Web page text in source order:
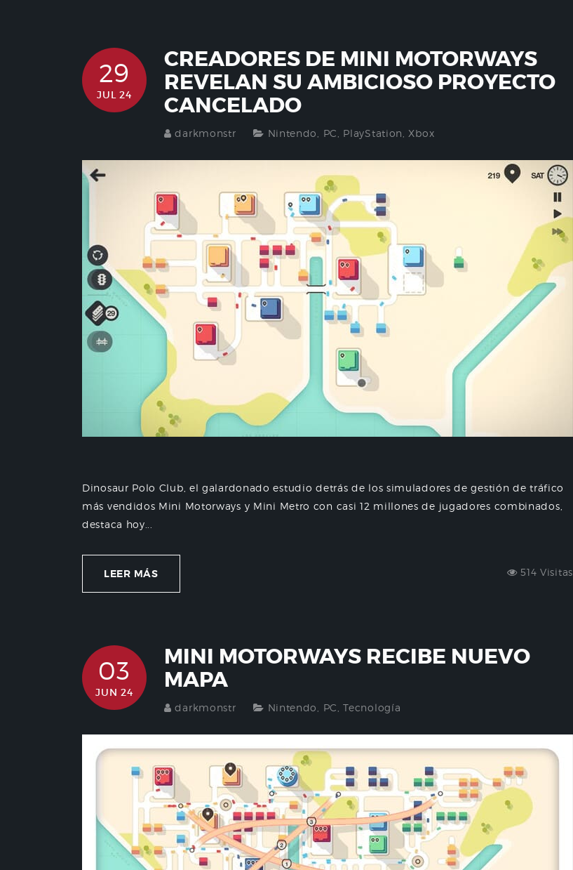
29
JUL 24
CREADORES DE MINI MOTORWAYS
REVELAN SU AMBICIOSO PROYECTO
CANCELADO
darkmonstr Nintendo PC PlayStation Xbox
Dinosaur Polo Club, el galardonado estudio detrás de los simuladores de gestión de tráfico
más vendidos Mini Motorways y Mini Metro con casi 12 millones de jugadores combinados,
destaca hoy...
LEER MÁS 514 Visitas
03
JUN 24
MINI MOTORWAYS RECIBE NUEVO
MAPA
darkmonstr Nintendo PC ,Tecnología